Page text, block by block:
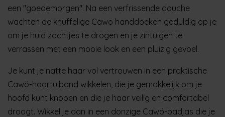
een "goedemorgen". Na een verfrissende douche
wachten de knuffelige Cawö handdoeken geduldig op je
om je huid zachtjes te drogen en je zintuigen te
verrassen met een mooie look en een pluizig gevoel.
Je kunt je natte haar vol vertrouwen in een praktische
Cawö-haartulband wikkelen, die je gemakkelijk om je
hoofd kunt knopen en die je haar veilig en comfortabel
droogt. Wikkel je dan in een donzige Cawö-badjas die je